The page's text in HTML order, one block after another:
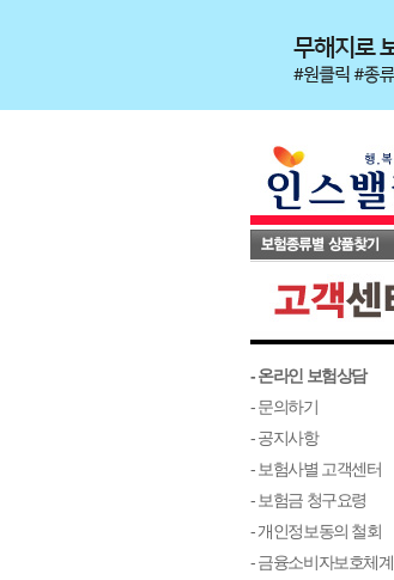
- 온라인 보험상담
- 문의하기
- 공지사항
- 보험사별 고객센터
- 보험금 청구요령
- 개인정보동의 철회
- 금융소비자보호체계